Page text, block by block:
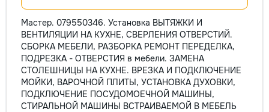
Мастер. 079550346. Установка ВЫТЯЖКИ И
ВЕНТИЛЯЦИИ НА КУХНЕ, СВЕРЛЕНИЯ ОТВЕРСТИЙ.
СБОРКА МЕБЕЛИ, РАЗБОРКА РЕМОНТ ПЕРЕДЕЛКА,
ПОДРЕЗКА - ОТВЕРСТИЯ в мебели. ЗАМЕНА
СТОЛЕШНИЦЫ НА КУХНЕ. ВРЕЗКА И ПОДКЛЮЧЕНИЕ
МОЙКИ, ВАРОЧНОЙ ПЛИТЫ, УСТАНОВКА ДУХОВКИ,
ПОДКЛЮЧЕНИЕ ПОСУДОМОЕЧНОЙ МАШИНЫ,
СТИРАЛЬНОЙ МАШИНЫ ВСТРАИВАЕМОЙ В МЕБЕЛЬ